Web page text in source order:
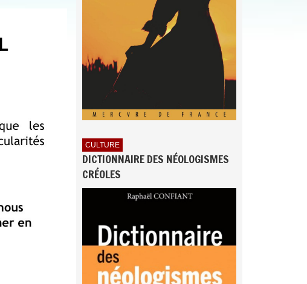
CULTURE
DICTIONNAIRE DES NÉOLOGISMES
CRÉOLES